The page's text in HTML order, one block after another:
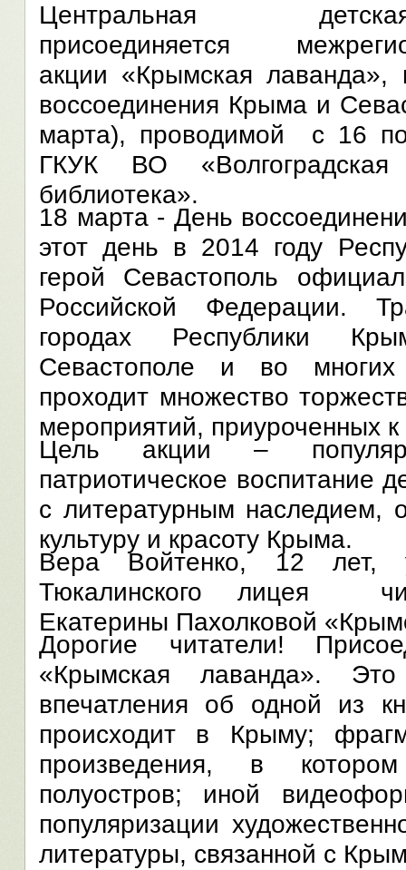
Центральная
присоединяется
акции «Крымская лаванда»,
воссоединения Крыма и
марта), проводимой с 16
ГКУК ВО «Волгоградская
библиотека».
18 марта - День
этот день в 2014 году
герой Севастополь
Российской Федерации.
городах Республики
Севастополе и во многих
проходит множество
мероприятий, приуроченных к
Цель акции –
патриотическое воспитание
с литературным наследием,
культуру и красоту Крыма.
Вера Войтенко, 12 лет,
Тюкалинского лицея
Екатерины Пахолковой
Дорогие читатели!
«Крымская лаванда».
впечатления об одной из
происходит в Крыму;
произведения, в
полуостров; иной
популяризации
литературы, связанной с